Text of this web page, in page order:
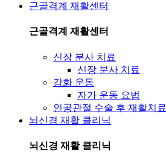
근골격계 재활센터
근골격계 재활센터
신장 분사 치료
신장 분사 치료
강화 운동
자가 운동 요법
인공관절 수술 후 재활치료
뇌신경 재활 클리닉
뇌신경 재활 클리닉